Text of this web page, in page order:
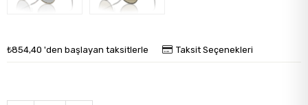
₺854,40 'den başlayan taksitlerle Taksit Seçenekleri